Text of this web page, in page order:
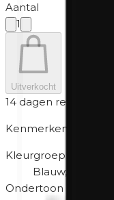
Aantal
1
Uitverkocht
14 dagen retour
Kenmerken
Kleurgroep
Blauw,
Ondertoon